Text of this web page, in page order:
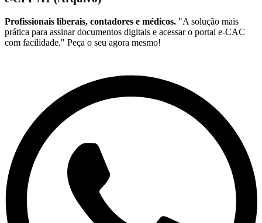
Profissionais liberais, contadores e médicos. "A solução mais
prática para assinar documentos digitais e acessar o portal e-CAC
com facilidade." Peça o seu agora mesmo!